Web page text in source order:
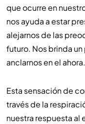
que ocurre en
nos ayuda a estar
alejarnos de las
futuro. Nos brinda
anclarnos en el ahora.
Esta sensación de
través de la
nuestra respuesta al